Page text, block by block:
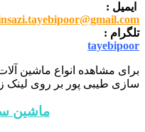
ایمیل :
تلگرام :
tayebipoor
برای مشاهده انواع ماشین
سازی طیبی پور بر روی لینک
ماشین